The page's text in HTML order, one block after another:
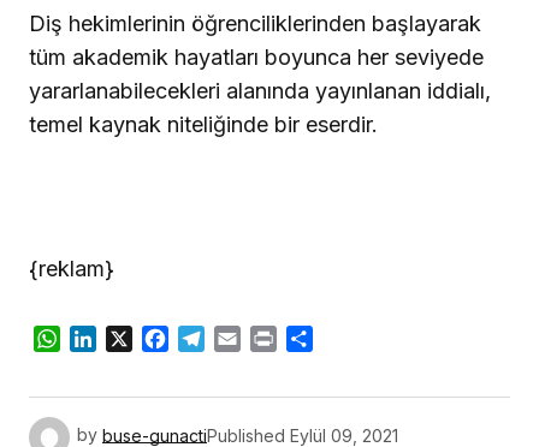
Diş hekimlerinin öğrenciliklerinden başlayarak
tüm akademik hayatları boyunca her seviyede
yararlanabilecekleri alanında yayınlanan iddialı,
temel kaynak niteliğinde bir eserdir.
{reklam}
WhatsApp
LinkedIn
X Facebook
Telegram
Email Print
by buse-gunactiPublished Eylül 09, 2021